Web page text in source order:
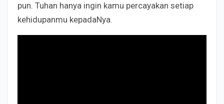
pun. Tuhan hanya ingin kamu percayakan setiap
kehidupanmu kepadaNya.